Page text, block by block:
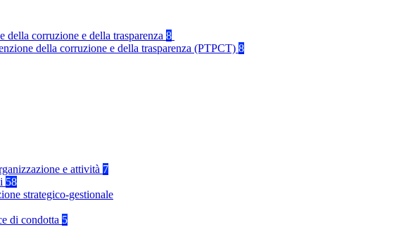
della corruzione e della trasparenza 8
della corruzione e della trasparenza (PTPCT) 8
e attività 7
58
strategico-gestionale
di condotta 5